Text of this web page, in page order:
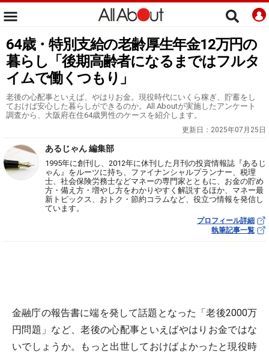
64歳・特別支給の老齢厚生年金12万円の
暮らし「後期高齢者になるまではフルタ
イムで働くつもり」
老後の心配事といえば、やはりお金。現役時代にいくら稼ぎ、貯蓄をし
ておけば安心した暮らしができるのか。All Aboutが実施したアンケート
調査から、大阪府在住64歳男性のケースを紹介します。
更新日： 2025年07月25日
あるじゃん 編集部
1995年に創刊し、2012年に休刊した月刊の投資情報誌『あるじ
ゃん』をルーツに持ち、ファイナンシャルプランナー、税理
士、社会保険労務士などマネーの専門家とともに、お金の貯め
方・備え方・増やし方をわかりやすく解説するほか、マネー最
新トピックス、おトク・節約コラムなど、役立つ情報を発信し
ています。
プロフィール詳細
執筆記事一覧
金融庁の報告書に端を発して話題となった「老後2000万
円問題」など、老後の心配事といえばやはりお金ではな
いでしょうか。もっと出世しておけばよかったと現役時